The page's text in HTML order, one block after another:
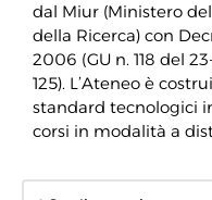
dal Miur (Ministero
della Ricerca) con
2006 (GU n. 118 del
125). L’Ateneo è
standard tecnologici
corsi in modalità a